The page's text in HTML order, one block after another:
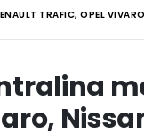
TRAFIC, OPEL